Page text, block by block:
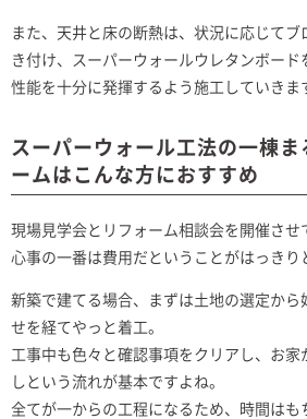
また、天井と床の断熱は、状況に応じて
き付け、スーパーウォールウレタンボー
性能を十分に発揮するよう施工していきま
スーパーウォール工法の一棟ま
ームはこんな方におすすめ
現場見学会とリフォーム相談会を開催させ
心事の一番は費用だということがはっきり
新築で建てる場合、まずは土地の選定から
せを経てやっと着工。
工事中も色々と確認事項をクリアし、お
しという流れが基本ですよね。
全てが一からの工程になるため、時間はも